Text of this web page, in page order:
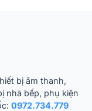
bị âm thanh,
nhà bếp, phụ kiện
0972.734.779